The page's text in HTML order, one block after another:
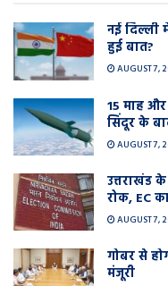
नई दिल्ली
हुई बात?
AUGUST 7,
15 माह
सिंदूर के
AUGUST 7,
उत्तराखंड
रोक, EC
AUGUST 7,
गोबर से
मंजूरी